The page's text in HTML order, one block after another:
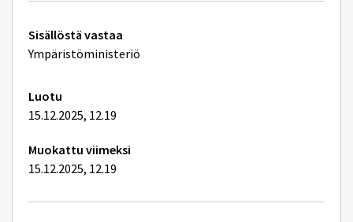
Tekniset
lisätiedot
Sisällöstä vastaa
Ympäristöministeriö
Luotu
15.12.2025, 12.19
Muokattu viimeksi
15.12.2025, 12.19